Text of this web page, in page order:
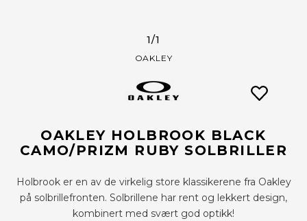
1/1
OAKLEY
OAKLEY HOLBROOK BLACK
CAMO/PRIZM RUBY SOLBRILLER
Holbrook er en av de virkelig store klassikerene fra Oakley
på solbrillefronten. Solbrillene har rent og lekkert design,
kombinert med svært god optikk!